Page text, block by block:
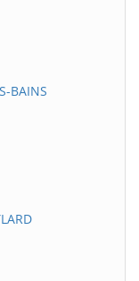
BAINS